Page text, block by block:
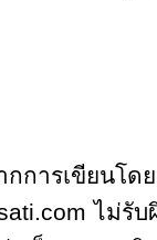
การเขียนโด
ไม่รั